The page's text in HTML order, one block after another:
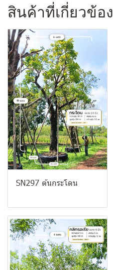
สินค้าที่เกี่ยวข้อง
SN297 ต้นกระโดน